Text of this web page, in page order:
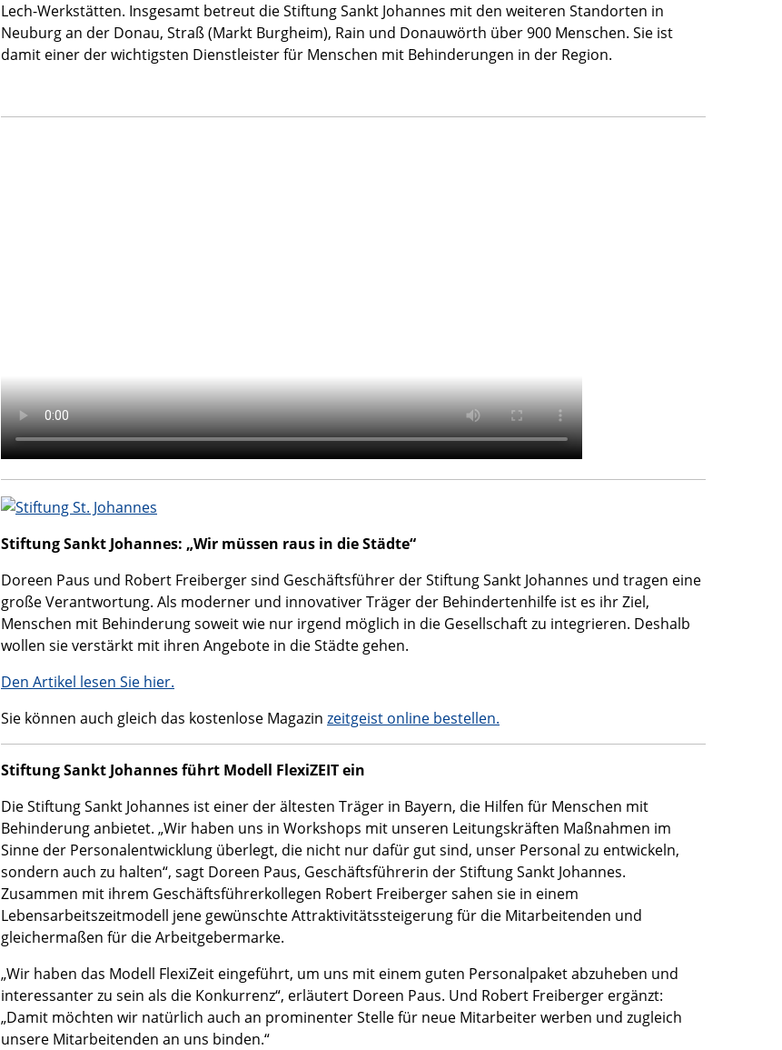
Lech-Werkstätten. Insgesamt betreut die Stiftung Sankt Johannes mit den weiteren Standorten in
Neuburg an der Donau, Straß (Markt Burgheim), Rain und Donauwörth über 900 Menschen. Sie ist
damit einer der wichtigsten Dienstleister für Menschen mit Behinderungen in der Region.
Stiftung Sankt Johannes: „Wir müssen raus in die Städte“
Doreen Paus und Robert Freiberger sind Geschäftsführer der Stiftung Sankt Johannes und tragen eine
große Verantwortung. Als moderner und innovativer Träger der Behindertenhilfe ist es ihr Ziel,
Menschen mit Behinderung soweit wie nur irgend möglich in die Gesellschaft zu integrieren. Deshalb
wollen sie verstärkt mit ihren Angebote in die Städte gehen.
Den Artikel lesen Sie hier.
Sie können auch gleich das kostenlose Magazin zeitgeist online bestellen.
Stiftung Sankt Johannes führt Modell FlexiZEIT ein
Die Stiftung Sankt Johannes ist einer der ältesten Träger in Bayern, die Hilfen für Menschen mit
Behinderung anbietet. „Wir haben uns in Workshops mit unseren Leitungskräften Maßnahmen im
Sinne der Personalentwicklung überlegt, die nicht nur dafür gut sind, unser Personal zu entwickeln,
sondern auch zu halten“, sagt Doreen Paus, Geschäftsführerin der Stiftung Sankt Johannes.
Zusammen mit ihrem Geschäftsführerkollegen Robert Freiberger sahen sie in einem
Lebensarbeitszeitmodell jene gewünschte Attraktivitätssteigerung für die Mitarbeitenden und
gleichermaßen für die Arbeitgebermarke.
„Wir haben das Modell FlexiZeit eingeführt, um uns mit einem guten Personalpaket abzuheben und
interessanter zu sein als die Konkurrenz“, erläutert Doreen Paus. Und Robert Freiberger ergänzt:
„Damit möchten wir natürlich auch an prominenter Stelle für neue Mitarbeiter werben und zugleich
unsere Mitarbeitenden an uns binden.“